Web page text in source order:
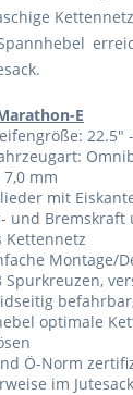
E
22.5"
mm
mit
und
Kettennetz
Montage/
Spurkreuzen,
optimale
Ö-Norm
im Jutesack